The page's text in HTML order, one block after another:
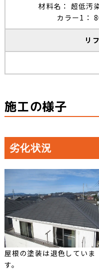
材料名： 超低汚
カラー1：
リ
施工の様子
劣化状況
屋根の塗装は退色していま
す。